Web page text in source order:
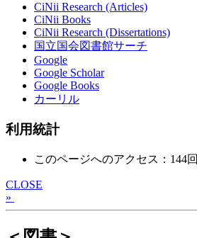
CiNii Research (Articles)
CiNii Books
CiNii Research (Dissertations)
国立国会図書館サーチ
Google
Google Scholar
Google Books
カーリル
利用統計
このページへのアクセス：144回
CLOSE
»